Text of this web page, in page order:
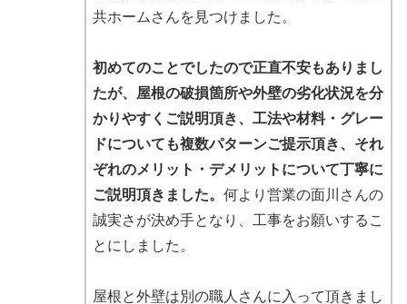
共ホームさんを見つけました。
初めてのことでしたので正直不安もありまし
たが、屋根の破損箇所や外壁の劣化状況を分
かりやすくご説明頂き、工法や材料・グレー
ドについても複数パターンご提示頂き、それ
ぞれのメリット・デメリットについて丁寧に
ご説明頂きました。 何より営業の面川さんの
誠実さが決め手となり、工事をお願いするこ
とにしました。
屋根と外壁は別の職人さんに入って頂きまし